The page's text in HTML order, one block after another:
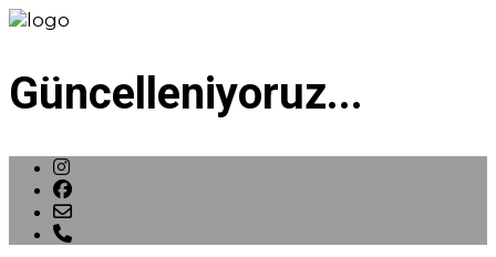
Güncelleniyoruz...